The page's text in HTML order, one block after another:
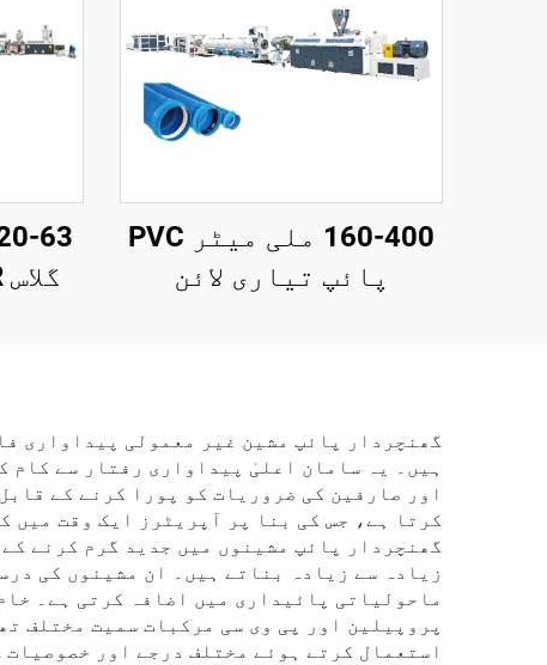
160-400 ملی میٹر PVC
پائپ تیاری لائن
گھنچردار پائپ مشین غیر معمولی پیداواری
ہیں۔ یہ سامان اعلیٰ پیداواری رفتار سے
اور صارفین کی ضروریات کو پورا کرنے کے
کرتا ہے، جس کی بنا پر آپریٹرز ایک وقت میں
گھنچردار پائپ مشینوں میں جدید گرم کرنے
زیادہ سے زیادہ بناتے ہیں۔ ان مشینوں کی
ماحولیاتی پائیداری میں اضافہ کرتی ہے۔
پروپیلین اور پی وی سی مرکبات سمیت مختلف
استعمال کرتے ہوئے مختلف درجے اور